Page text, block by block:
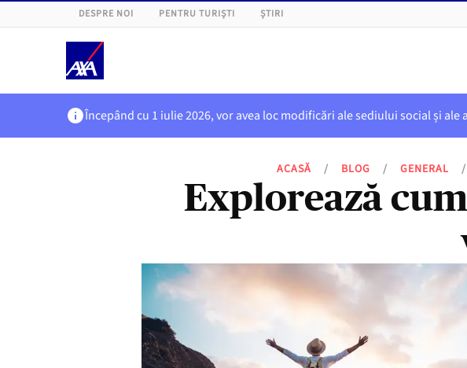
DESPRE NOI PENTRU TURIȘTI ȘTIRI
Începând cu 1 iulie 2026, vor avea loc modificări ale sediului social și ale
ACASĂ / BLOG / GENERAL /
Explorează